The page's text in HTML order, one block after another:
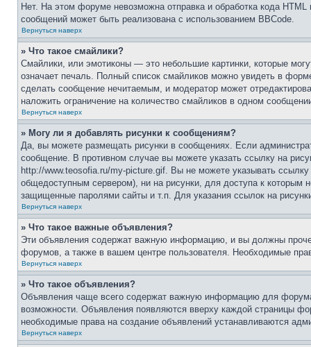
Нет. На этом форуме невозможна отправка и обработка кода
сообщений может быть реализована с использованием BBCode.
Вернуться наверх
» Что такое смайлики?
Смайлики, или эмотиконы — это небольшие картинки, которые
означает печаль. Полный список смайликов можно увидеть в
сделать сообщение нечитаемым, и модератор может
наложить ограничение на количество смайликов в одном
Вернуться наверх
» Могу ли я добавлять рисунки к сообщениям?
Да, вы можете размещать рисунки в сообщениях. Если
сообщение. В противном случае вы можете указать ссылку на
http://www.teosofia.ru/my-picture.gif. Вы не можете указывать
общедоступным сервером), ни на рисунки, для доступа к которым
защищенные паролями сайты и т.п. Для указания ссылок на
Вернуться наверх
» Что такое важные объявления?
Эти объявления содержат важную информацию, и вы должны
форумов, а также в вашем центре пользователя. Необходимые
Вернуться наверх
» Что такое объявления?
Объявления чаще всего содержат важную информацию для
возможности. Объявления появляются вверху каждой страницы
необходимые права на создание объявлений устанавливаются
Вернуться наверх